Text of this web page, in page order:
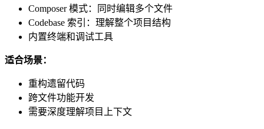
Composer 模式：同时编辑多个文件
Codebase 索引：理解整个项目结构
内置终端和调试工具
适合场景：
重构遗留代码
跨文件功能开发
需要深度理解项目上下文